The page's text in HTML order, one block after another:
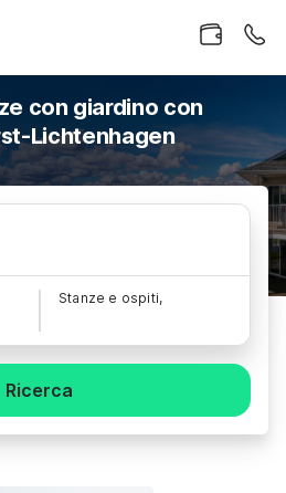
con giardino con
Lichtenhagen
Stanze e ospiti,
Ricerca